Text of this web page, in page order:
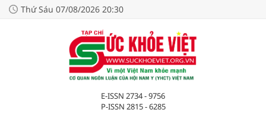
Thứ Sáu 07/08/2026 20:30
E-ISSN 2734 - 9756
P-ISSN 2815 - 6285